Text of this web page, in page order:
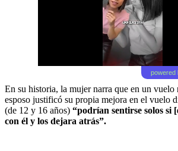
powered
En su historia, la mujer narra que en un vuelo
esposo justificó su propia mejora en el vuelo
(de 12 y 16 años) “podrían sentirse solos
con él y los dejara atrás”.